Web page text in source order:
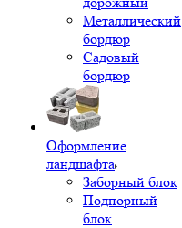
Металлический
бордюр
Садовый
бордюр
Оформление
ландшафта
Заборный блок
Подпорный
блок